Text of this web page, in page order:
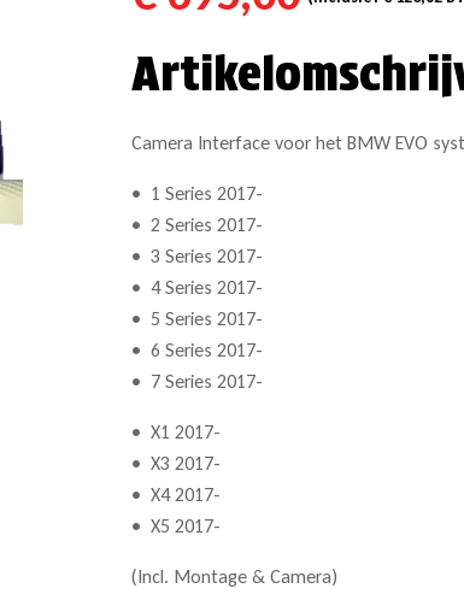
Camera Interface voor het BMW EVO
• 1 Series 2017-
• 2 Series 2017-
• 3 Series 2017-
• 4 Series 2017-
• 5 Series 2017-
• 6 Series 2017-
• 7 Series 2017-
• X1 2017-
• X3 2017-
• X4 2017-
• X5 2017-
(Incl. Montage & Camera)